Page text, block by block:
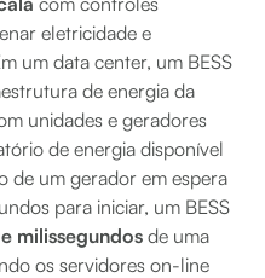
eletricidade e
um data center, um BESS
de energia da
unidades e geradores
de energia disponível
de um gerador em espera
para iniciar, um BESS
milissegundos de uma
os servidores on-line